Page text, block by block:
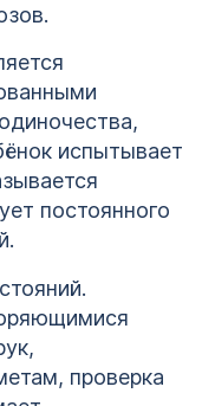
испытывает
постоянного
проверка